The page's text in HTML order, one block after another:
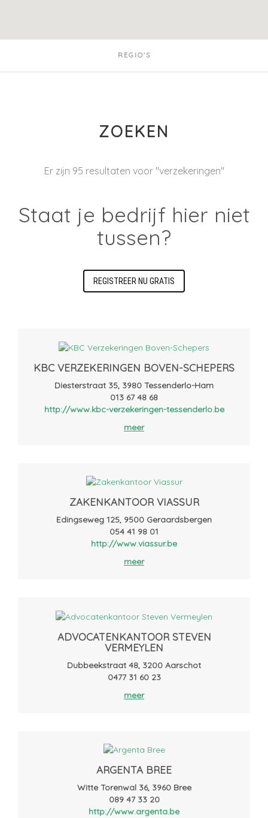
REGIO'S
ZOEKEN
Er zijn 95 resultaten voor "verzekeringen"
Staat je bedrijf hier niet
tussen?
REGISTREER NU GRATIS
KBC VERZEKERINGEN BOVEN-SCHEPERS
Diesterstraat 35, 3980 Tessenderlo-Ham
013 67 48 68
http://www.kbc-verzekeringen-tessenderlo.be
meer
ZAKENKANTOOR VIASSUR
Edingseweg 125, 9500 Geraardsbergen
054 41 98 01
http://www.viassur.be
meer
ADVOCATENKANTOOR STEVEN
VERMEYLEN
Dubbeekstraat 48, 3200 Aarschot
0477 31 60 23
meer
ARGENTA BREE
Witte Torenwal 36, 3960 Bree
089 47 33 20
http://www.argenta.be